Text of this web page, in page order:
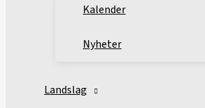
Kalender
Nyheter
Landslag